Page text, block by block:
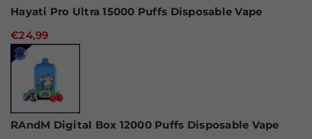
Hayati Pro Ultra 15000 Puffs Disposable Vape
€24,99
RAndM Digital Box 12000 Puffs Disposable Vape